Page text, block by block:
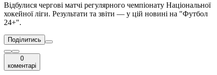
Відбулися чергові матчі регулярного чемпіонату Національної
хокейної ліги. Результати та звіти — у цій новині на "Футбол
24+".
Поділитись
0
коментарі